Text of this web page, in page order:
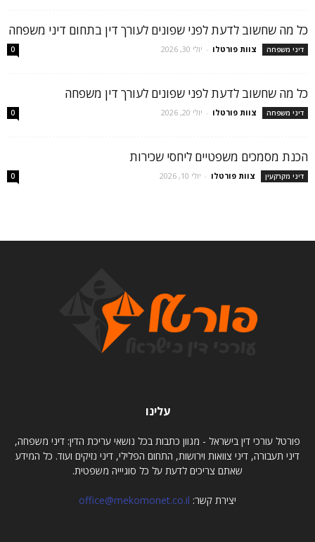
כל מה שחשוב לדעת לפני שפונים לעורך דין בתחום דיני משפחה
דיני משפחה צוות פורטלו - יולי 30, 2026 0
כל מה שחשוב לדעת לפני שפונים לעורך דין משפחה
דיני משפחה צוות פורטלו - יולי 20, 2026 0
הכנת מסמכים משפטיים ליחסי שכירות
דיני מקרקעין צוות פורטלו - יולי 10, 2026 0
עלינו
פורטל עורכי דין בישראל - מגוון כתבות בכל נושאי עריכת הדין: דיני משפחה,
דיני תעבורה, דיני צוואות וירושות, התחום הפלילי, דיני נזיקים ועוד. כל המידע
שאתם צריכים לדעת על כל סוגיייה משפטית.
יצירת קשר: office@mekomonet.co.il